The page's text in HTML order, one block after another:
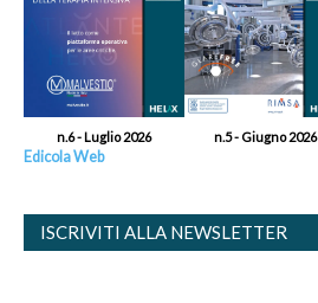
n.6 - Luglio 2026 n.5 - Giugno 2026
Edicola Web
ISCRIVITI ALLA NEWSLETTER